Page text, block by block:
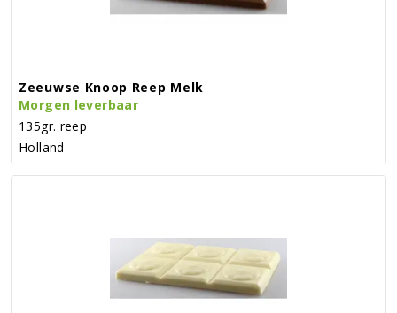
Zeeuwse Knoop Reep Melk
Morgen leverbaar
135gr. reep
Holland